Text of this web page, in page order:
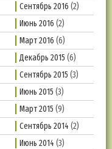
Сентябрь 2016 (2)
Июнь 2016 (2)
Март 2016 (6)
Декабрь 2015 (6)
Сентябрь 2015 (3)
Июнь 2015 (3)
Март 2015 (9)
Сентябрь 2014 (2)
Июнь 2014 (3)